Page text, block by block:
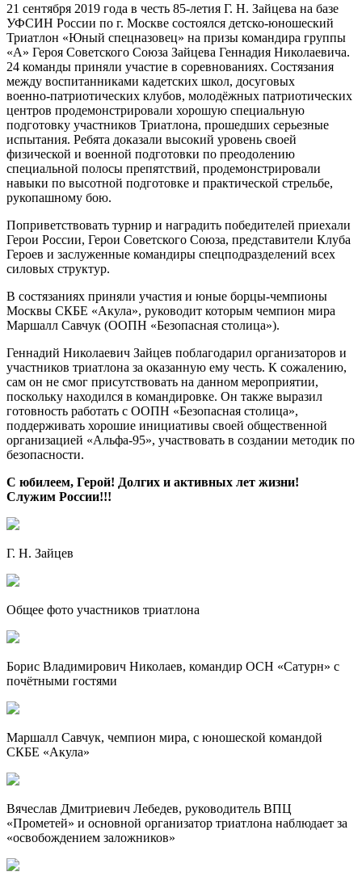
21 сентября 2019 года в честь 85-летия Г. Н. Зайцева на базе
УФСИН России по г. Москве состоялся детско-юношеский
Триатлон «Юный спецназовец» на призы командира группы
«А» Героя Советского Союза Зайцева Геннадия Николаевича.
24 команды приняли участие в соревнованиях. Состязания
между воспитанниками кадетских школ, досуговых
военно-патриотических клубов, молодёжных патриотических
центров продемонстрировали хорошую специальную
подготовку участников Триатлона, прошедших серьезные
испытания. Ребята доказали высокий уровень своей
физической и военной подготовки по преодолению
специальной полосы препятствий, продемонстрировали
навыки по высотной подготовке и практической стрельбе,
рукопашному бою.
Поприветствовать турнир и наградить победителей приехали
Герои России, Герои Советского Союза, представители Клуба
Героев и заслуженные командиры спецподразделений всех
силовых структур.
В состязаниях приняли участия и юные борцы-чемпионы
Москвы СКБЕ «Акула», руководит которым чемпион мира
Маршалл Савчук (ООПН «Безопасная столица»).
Геннадий Николаевич Зайцев поблагодарил организаторов и
участников триатлона за оказанную ему честь. К сожалению,
сам он не смог присутствовать на данном мероприятии,
поскольку находился в командировке. Он также выразил
готовность работать с ООПН «Безопасная столица»,
поддерживать хорошие инициативы своей общественной
организацией «Альфа-95», участвовать в создании методик по
безопасности.
С юбилеем, Герой! Долгих и активных лет жизни!
Служим России!!!
Г. Н. Зайцев
Общее фото участников триатлона
Борис Владимирович Николаев, командир ОСН «Сатурн» с
почётными гостями
Маршалл Савчук, чемпион мира, с юношеской командой
СКБЕ «Акула»
Вячеслав Дмитриевич Лебедев, руководитель ВПЦ
«Прометей» и основной организатор триатлона наблюдает за
«освобождением заложников»